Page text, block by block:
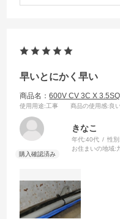
早いとにかく早い
商品名：600V CV 3C X 3.5SQ
使用用途:工事 商品の使用感:良い
きなこ
年代:40代 性別:
お住まいの地域: